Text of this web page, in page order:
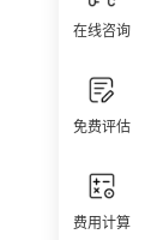
在线咨询
免费评估
费用计算